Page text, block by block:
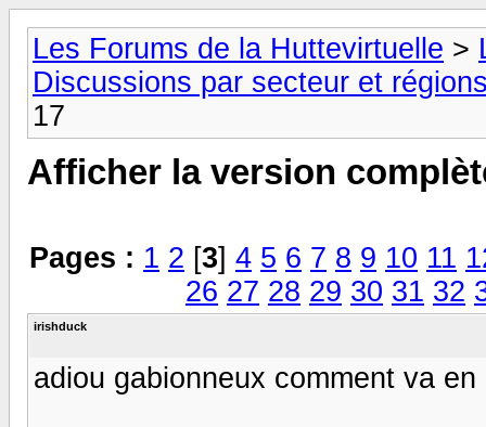
Les Forums de la Huttevirtuelle >
Discussions par secteur et
17
Afficher la version
Pages : 1 2 [3] 4 5 6 7 8 9 10 11
26 27 28 29 30 31 32
irishduck
adiou gabionneux comment va